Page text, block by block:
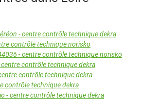
- centre contrôle technique dekra
contrôle technique norisko
- centre contrôle technique norisko
contrôle technique dekra
contrôle technique dekra
contrôle technique dekra
- centre contrôle technique dekra